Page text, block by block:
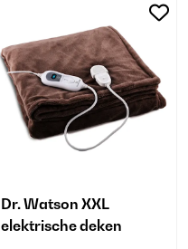
Dr. Watson XXL
elektrische deken